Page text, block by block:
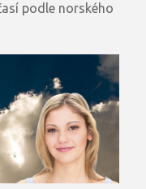
podle norského